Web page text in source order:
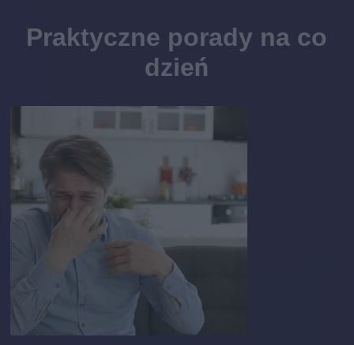
Praktyczne porady na co
dzień